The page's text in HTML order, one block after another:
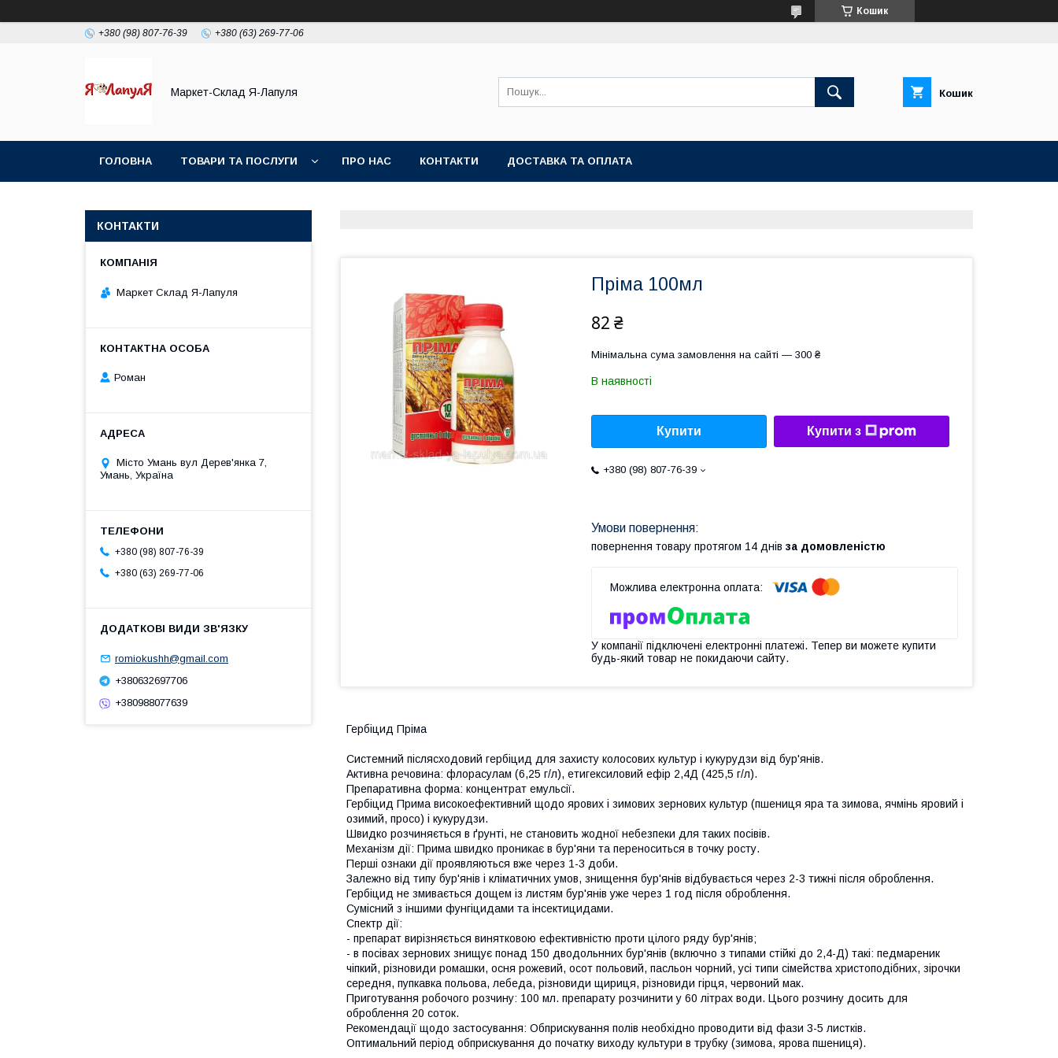
Кошик
+380 (98) 807-76-39 +380 (63) 269-77-06
Маркет-Склад Я-Лапуля Кошик
ГОЛОВНА ТОВАРИ ТА ПОСЛУГИ ПРО НАС КОНТАКТИ ДОСТАВКА ТА ОПЛАТА
Пріма 100мл
82 ₴
Мінімальна сума замовлення на сайті — 300 ₴
В наявності
Купити Купити з
+380 (98) 807-76-39
повернення товару протягом 14 днів за домовленістю
У компанії підключені електронні платежі. Тепер ви можете купити
будь-який товар не покидаючи сайту.
Гербіцид Пріма
Системний післясходовий гербіцид для захисту колосових культур і кукурудзи від бур'янів.
Активна речовина: флорасулам (6,25 г/л), етигексиловий ефір 2,4Д (425,5 г/л).
Препаративна форма: концентрат емульсії.
Гербіцид Прима високоефективний щодо ярових і зимових зернових культур (пшениця яра та зимова, ячмінь яровий і
озимий, просо) і кукурудзи.
Швидко розчиняється в ґрунті, не становить жодної небезпеки для таких посівів.
Механізм дії: Прима швидко проникає в бур'яни та переноситься в точку росту.
Перші ознаки дії проявляються вже через 1-3 доби.
Залежно від типу бур'янів і кліматичних умов, знищення бур'янів відбувається через 2-3 тижні після оброблення.
Гербіцид не змивається дощем із листям бур'янів уже через 1 год після оброблення.
Сумісний з іншими фунгіцидами та інсектицидами.
Спектр дії:
- препарат вирізняється винятковою ефективністю проти цілого ряду бур'янів;
- в посівах зернових знищує понад 150 дводольнних бур'янів (включно з типами стійкі до 2,4-Д) такі: педмареник
чіпкий, різновиди ромашки, осня рожевий, осот польовий, пасльон чорний, усі типи сімейства христоподібних, зірочки
середня, пупкавка польова, лебеда, різновиди щириця, різновиди гірця, червоний мак.
Приготування робочого розчину: 100 мл. препарату розчинити у 60 літрах води. Цього розчину досить для
оброблення 20 соток.
Рекомендації щодо застосування: Обприскування полів необхідно проводити від фази 3-5 листків.
Оптимальний період обприскування до початку виходу культури в трубку (зимова, ярова пшениця).
КОНТАКТИ
Маркет Склад Я-Лапуля
Роман
Місто Умань вул Дерев'янка 7,
Умань, Україна
+380 (98) 807-76-39
+380 (63) 269-77-06
romiokushh@gmail.com
+380632697706
+380988077639